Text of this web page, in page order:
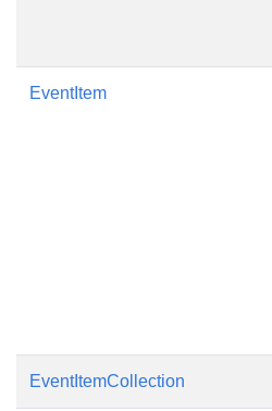
EventItem
EventItemCollection